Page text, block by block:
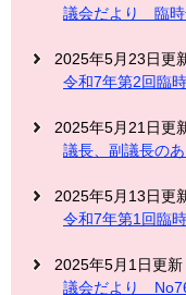
議会だより 臨
2025年5月23日更
令和7年第2回臨
2025年5月21日更
議長、副議長の
2025年5月13日更
令和7年第1回臨
2025年5月1日更新
議会だより